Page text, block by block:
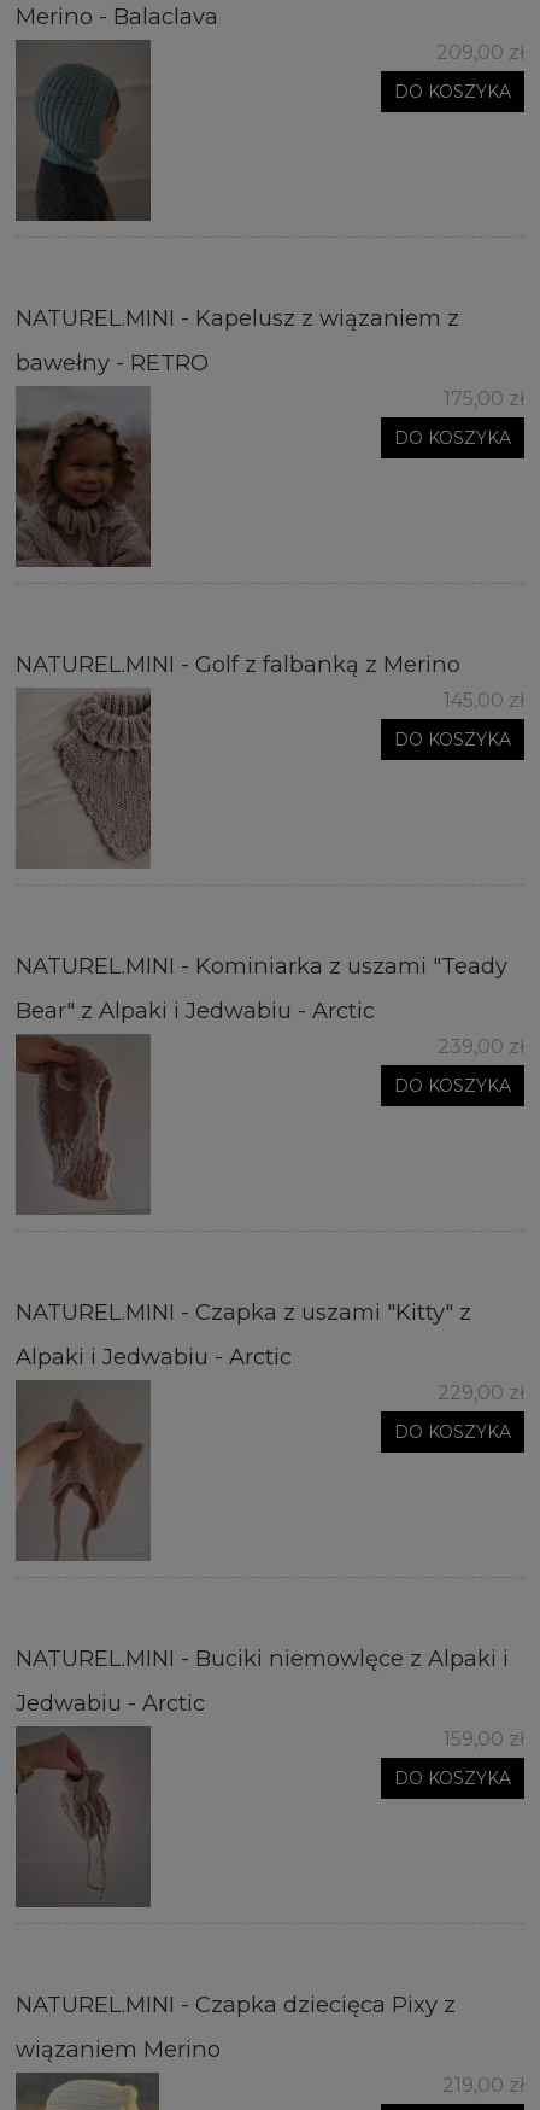
Merino - Balaclava
209,00 zł
DO KOSZYKA
NATUREL.MINI - Kapelusz z wiązaniem z
bawełny - RETRO
175,00 zł
DO KOSZYKA
NATUREL.MINI - Golf z falbanką z Merino
145,00 zł
DO KOSZYKA
NATUREL.MINI - Kominiarka z uszami "Teady
Bear" z Alpaki i Jedwabiu - Arctic
239,00 zł
DO KOSZYKA
NATUREL.MINI - Czapka z uszami "Kitty" z
Alpaki i Jedwabiu - Arctic
229,00 zł
DO KOSZYKA
NATUREL.MINI - Buciki niemowlęce z Alpaki i
Jedwabiu - Arctic
159,00 zł
DO KOSZYKA
NATUREL.MINI - Czapka dziecięca Pixy z
wiązaniem Merino
219,00 zł